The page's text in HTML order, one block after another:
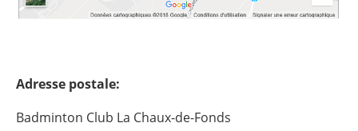
Adresse postale:
Badminton Club La Chaux-de-Fonds